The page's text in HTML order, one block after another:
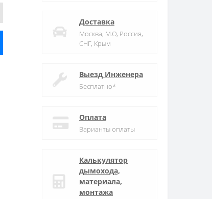
Доставка
Москва, М.О, Россия,
СНГ, Крым
Выезд Инженера
Бесплатно*
Оплата
Варианты оплаты
Калькулятор
дымохода,
материала,
монтажа